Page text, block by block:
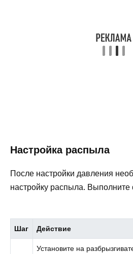
Настройка распыла
После настройки давления
настройку распыла.
Шаг Действие
Установите на